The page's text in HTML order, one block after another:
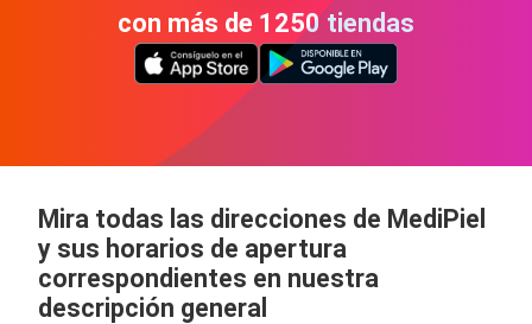
con más de 1250 tiendas
Mira todas las direcciones de MediPiel
y sus horarios de apertura
correspondientes en nuestra
descripción general